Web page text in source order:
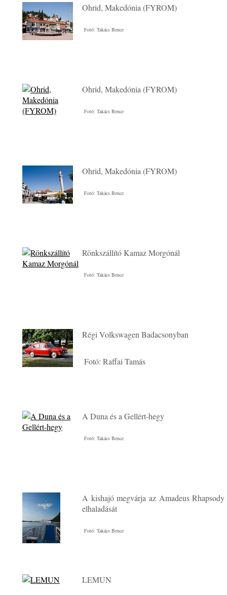
Ohrid, Makedónia (FYROM)
Fotó: Takács Bence
Ohrid, Makedónia (FYROM)
Fotó: Takács Bence
Ohrid, Makedónia (FYROM)
Fotó: Takács Bence
Rönkszállító Kamaz Morgónál
Fotó: Takács Bence
Régi Volkswagen Badacsonyban
Fotó: Raffai Tamás
A Duna és a Gellért-hegy
Fotó: Takács Bence
A kishajó megvárja az Amadeus Rhapsody
elhaladását
Fotó: Takács Bence
LEMUN